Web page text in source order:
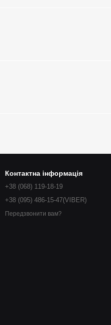
Контактна інформація
+38 (068) 119-18-19
+38 (095) 486-15-47(VIBER)
Передзвонити вам?